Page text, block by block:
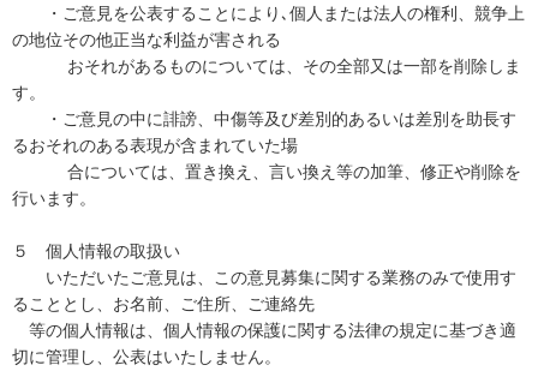
・ご意見を公表することにより､個人または法人の権利、競争上
の地位その他正当な利益が害される
おそれがあるものについては、その全部又は一部を削除しま
す。
・ご意見の中に誹謗、中傷等及び差別的あるいは差別を助長す
るおそれのある表現が含まれていた場
合については、置き換え、言い換え等の加筆、修正や削除を
行います。
５ 個人情報の取扱い
いただいたご意見は、この意見募集に関する業務のみで使用す
ることとし、お名前、ご住所、ご連絡先
等の個人情報は、個人情報の保護に関する法律の規定に基づき適
切に管理し、公表はいたしません。